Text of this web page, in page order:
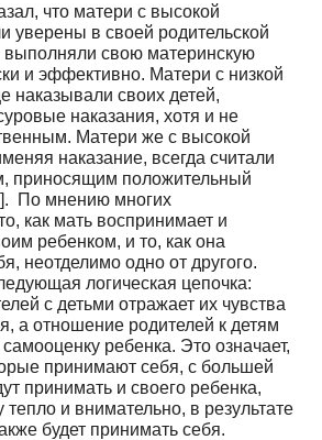
что матери с высокой
уверены в своей родительской
выполняли свою материнскую
и эффективно. Матери с низкой
наказывали своих детей,
наказания, хотя и не
Матери же с высокой
наказание, всегда считали
приносящим положительный
По мнению многих
как мать воспринимает и
ребенком, и то, как она
неотделимо одно от другого.
логическая цепочка:
с детьми отражает их чувства
а отношение родителей к детям
ребенка. Это означает,
принимают себя, с большей
принимать и своего ребенка,
тепло и внимательно, в результате
будет принимать себя.